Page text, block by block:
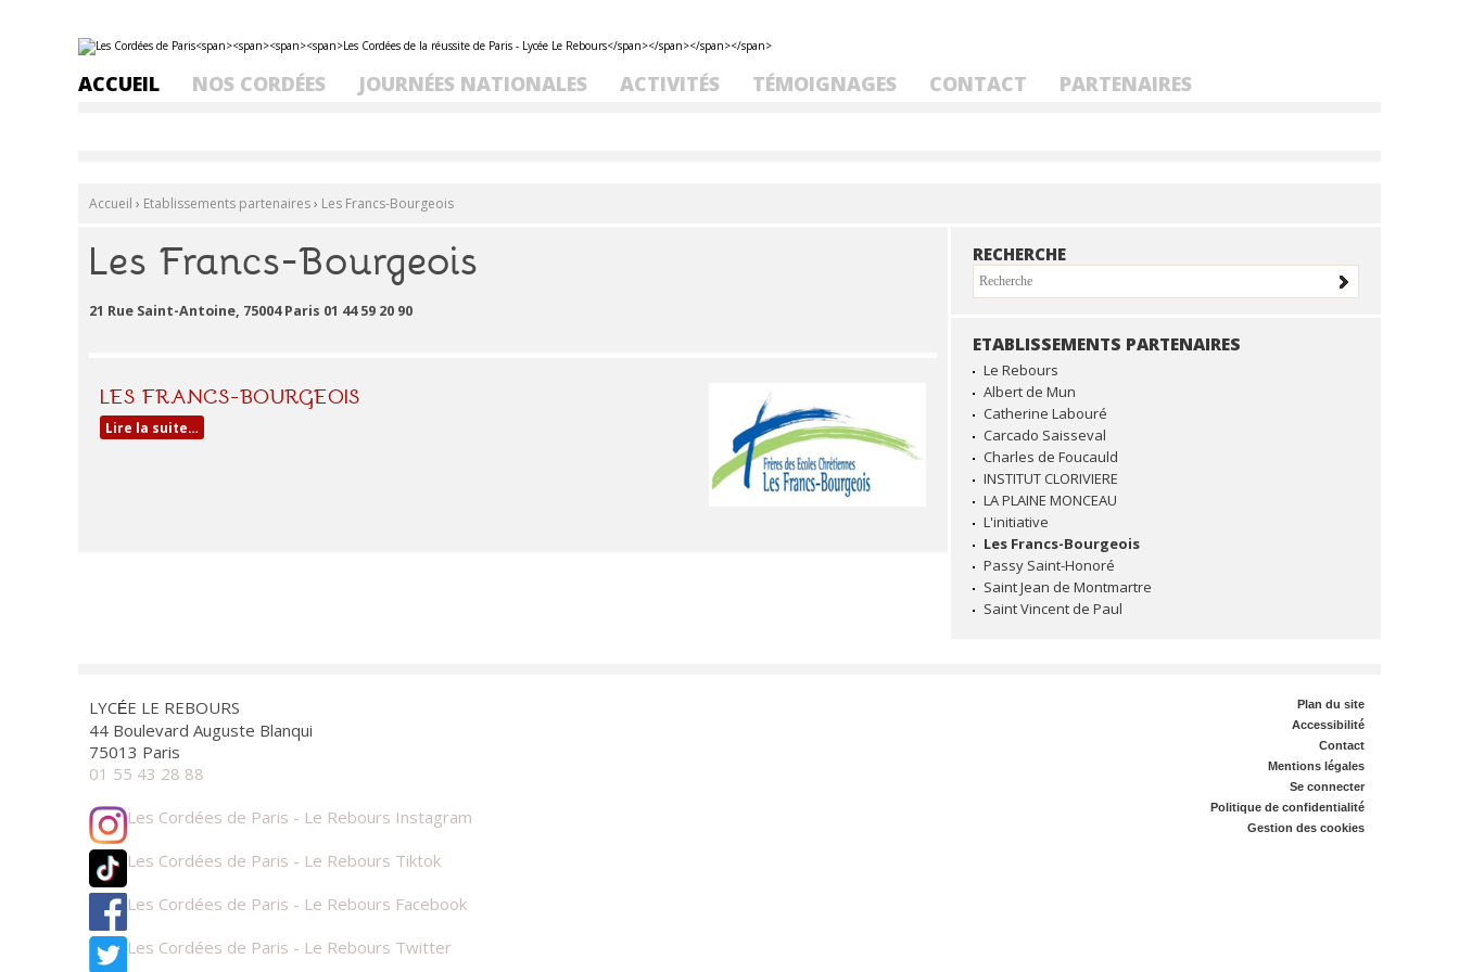
Aller
au
contenu.
|
Outils
personnels
ACCUEIL NOS CORDÉES JOURNÉES NATIONALES ACTIVITÉS TÉMOIGNAGES CONTACT PARTENAIRES
Accueil › Etablissements partenaires› Les Francs-Bourgeois
RECHERCHE
NAVIGATION
ETABLISSEMENTS PARTENAIRES
Le Rebours
Albert de Mun
Catherine Labouré
Carcado Saisseval
Charles de Foucauld
INSTITUT CLORIVIERE
LA PLAINE MONCEAU
L'initiative
Les Francs-Bourgeois
Passy Saint-Honoré
Saint Jean de Montmartre
Saint Vincent de Paul
Les Francs-Bourgeois
21 Rue Saint-Antoine, 75004 Paris 01 44 59 20 90
LES FRANCS-BOURGEOIS
Lire la suite…
Plan du site
Accessibilité
Contact
Mentions légales
Se connecter
Politique de confidentialité
Gestion des cookies
LYCÉE LE REBOURS
44 Boulevard Auguste Blanqui
75013 Paris
01 55 43 28 88
Les Cordées de Paris - Le Rebours Instagram
Les Cordées de Paris - Le Rebours Tiktok
Les Cordées de Paris - Le Rebours Facebook
Les Cordées de Paris - Le Rebours Twitter